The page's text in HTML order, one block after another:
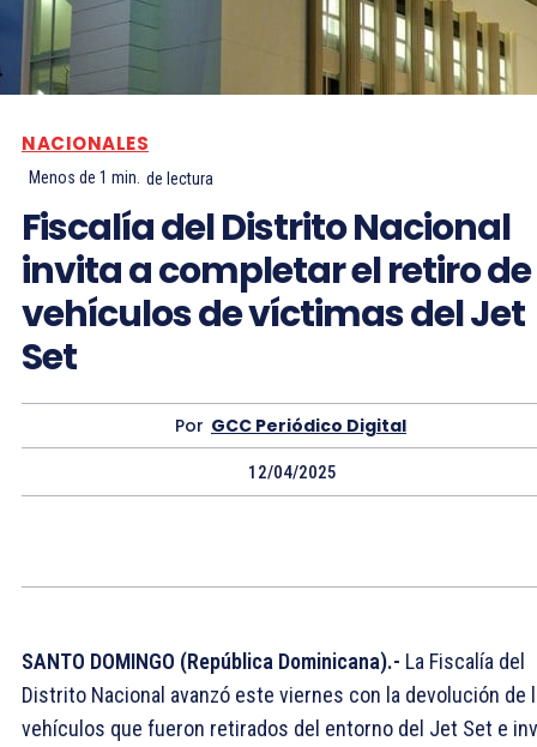
NACIONALES
Menos de 1 min. de lectura
Fiscalía del Distrito Nacional
invita a completar el retiro de
vehículos de víctimas del Jet
Set
Por GCC Periódico Digital
12/04/2025
SANTO DOMINGO (República Dominicana).- La Fiscalía del
Distrito Nacional avanzó este viernes con la devolución de
vehículos que fueron retirados del entorno del Jet Set e